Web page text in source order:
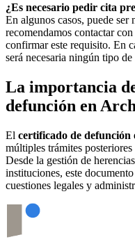
¿Es necesario pedir cita
En algunos casos, puede
recomendamos contactar
confirmar este requisito. En
será necesaria ningún tipo de
La importancia
defunción en
El certificado de defunción
múltiples trámites
Desde la gestión de
instituciones, este
cuestiones legales y